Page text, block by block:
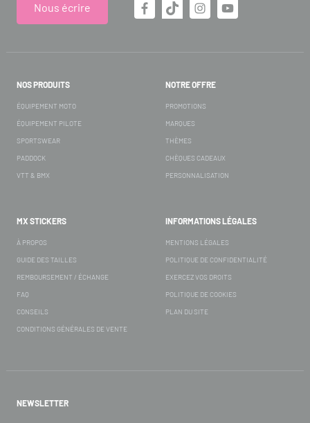
Nous écrire
NOS PRODUITS
ÉQUIPEMENT MOTO
ÉQUIPEMENT PILOTE
SPORTSWEAR
PADDOCK
VTT & BMX
NOTRE OFFRE
PROMOTIONS
MARQUES
THÈMES
CHÈQUES CADEAUX
PERSONNALISATION
MX STICKERS
À PROPOS
GUIDE DES TAILLES
REMBOURSEMENT / ÉCHANGE
FAQ
CONSEILS
CONDITIONS GÉNÉRALES DE VENTE
INFORMATIONS LÉGALES
MENTIONS LÉGALES
POLITIQUE DE CONFIDENTIALITÉ
EXERCEZ VOS DROITS
POLITIQUE DE COOKIES
PLAN DU SITE
NEWSLETTER